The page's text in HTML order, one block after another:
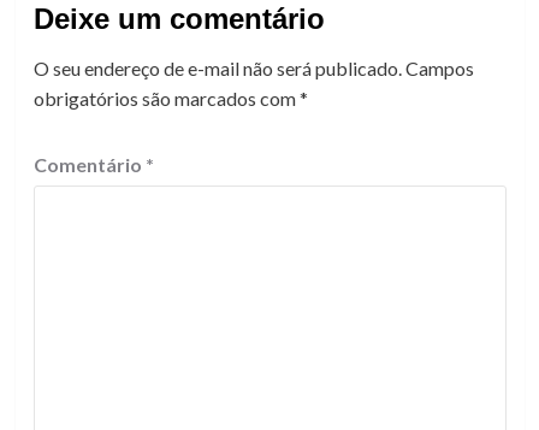
Deixe um comentário
O seu endereço de e-mail não será publicado. Campos
obrigatórios são marcados com*
Comentário *